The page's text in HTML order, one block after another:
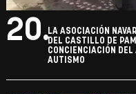
20.LA ASOCIACIÓN
DEL CASTILLO DE
CONCIENCIACIÓN
AUTISMO